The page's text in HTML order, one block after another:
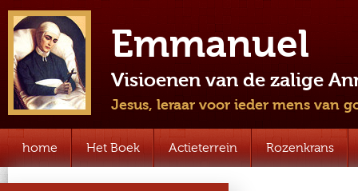
Emmanuel
Visioenen van de zalige
Jesus, leraar voor ieder mens van
home Het Boek Actieterrein Rozenkrans